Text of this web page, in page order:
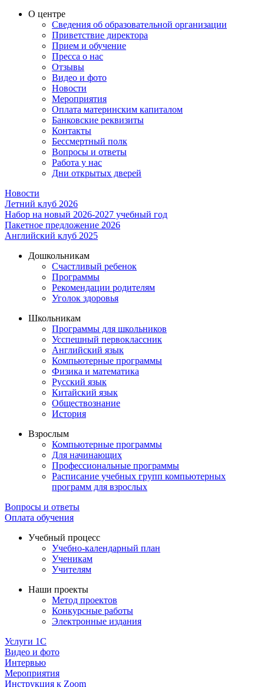
О центре
Сведения об образовательной организации
Приветствие директора
Прием и обучение
Пресса о нас
Отзывы
Видео и фото
Новости
Мероприятия
Оплата материнским капиталом
Банковские реквизиты
Контакты
Бессмертный полк
Вопросы и ответы
Работа у нас
Дни открытых дверей
Новости
Летний клуб 2026
Набор на новый 2026-2027 учебный год
Пакетное предложение 2026
Английский клуб 2025
Дошкольникам
Счастливый ребенок
Программы
Рекомендации родителям
Уголок здоровья
Школьникам
Программы для школьников
Усспешный первоклассник
Английский язык
Компьютерные программы
Физика и математика
Русский язык
Китайский язык
Обществознание
История
Взрослым
Компьютерные программы
Для начинающих
Профессиональные программы
Расписание учебных групп компьютерных
программ для взрослых
Вопросы и ответы
Оплата обучения
Учебный процесс
Учебно-календарный план
Ученикам
Учителям
Наши проекты
Метод проектов
Конкурсные работы
Электронные издания
Услуги 1C
Видео и фото
Интервью
Мероприятия
Инструкция к Zoom